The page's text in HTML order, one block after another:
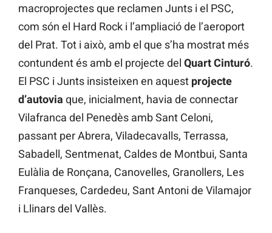
macroprojectes que reclamen Junts i el PSC,
com són el Hard Rock i l’ampliació de l’aeroport
del Prat. Tot i això, amb el que s’ha mostrat més
contundent és amb el projecte del Quart Cinturó.
El PSC i Junts insisteixen en aquest projecte
d’autovia que, inicialment, havia de connectar
Vilafranca del Penedès amb Sant Celoni,
passant per Abrera, Viladecavalls, Terrassa,
Sabadell, Sentmenat, Caldes de Montbui, Santa
Eulàlia de Ronçana, Canovelles, Granollers, Les
Franqueses, Cardedeu, Sant Antoni de Vilamajor
i Llinars del Vallès.